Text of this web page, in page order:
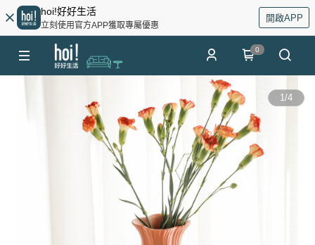
hoi!好好生活
立刻使用官方APP獲取專屬優惠
開啟APP
0
1/4